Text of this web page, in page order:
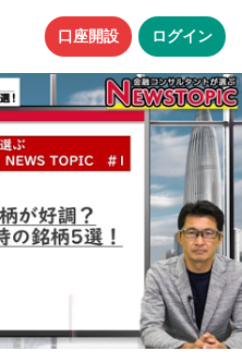
口座開設 ログイン